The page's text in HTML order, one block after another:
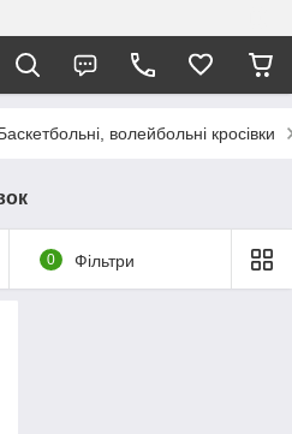
волейбольні кросівки
0 Фільтри